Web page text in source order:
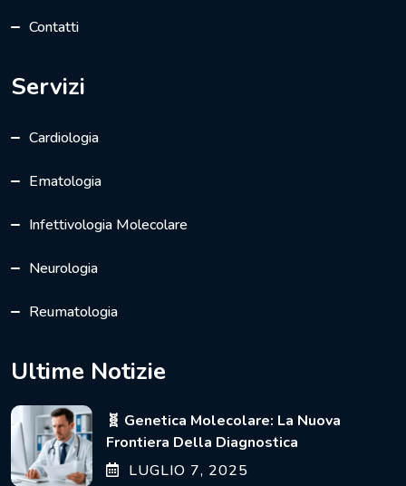
Contatti
Servizi
Cardiologia
Ematologia
Infettivologia Molecolare
Neurologia
Reumatologia
Ultime Notizie
🧬 Genetica Molecolare: La Nuova
Frontiera Della Diagnostica
LUGLIO 7, 2025